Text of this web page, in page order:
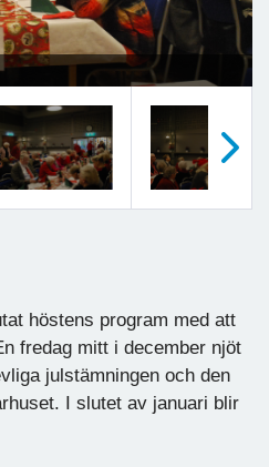
höstens program med att
fredag mitt i december njöt
julstämningen och den
I slutet av januari blir